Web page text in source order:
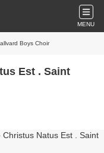
MENU
Boys Choir
Est . Saint